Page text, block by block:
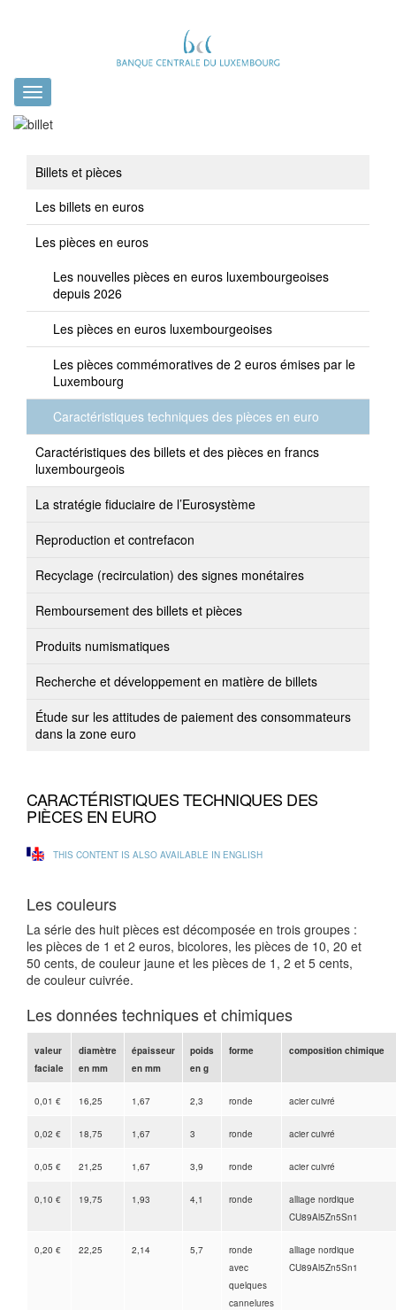
Toggle
navigation
Billets et pièces
Les billets en euros
Les pièces en euros
Les nouvelles pièces en euros luxembourgeoises
depuis 2026
Les pièces en euros luxembourgeoises
Les pièces commémoratives de 2 euros émises par le
Luxembourg
Caractéristiques techniques des pièces en euro
Caractéristiques des billets et des pièces en francs
luxembourgeois
La stratégie fiduciaire de l’Eurosystème
Reproduction et contrefacon
Recyclage (recirculation) des signes monétaires
Remboursement des billets et pièces
Produits numismatiques
Recherche et développement en matière de billets
Étude sur les attitudes de paiement des consommateurs
dans la zone euro
CARACTÉRISTIQUES TECHNIQUES DES
PIÈCES EN EURO
THIS CONTENT IS ALSO AVAILABLE IN ENGLISH
Les couleurs
La série des huit pièces est décomposée en trois groupes :
les pièces de 1 et 2 euros, bicolores, les pièces de 10, 20 et
50 cents, de couleur jaune et les pièces de 1, 2 et 5 cents,
de couleur cuivrée.
Les données techniques et chimiques
valeur
faciale
diamètre
en mm
épaisseur
en mm
poids
en g
forme composition chimique
0,01 € 16,25 1,67 2,3 ronde acier cuivré
0,02 € 18,75 1,67 3 ronde acier cuivré
0,05 € 21,25 1,67 3,9 ronde acier cuivré
0,10 € 19,75 1,93 4,1 ronde
alliage nordique
CU89Al5Zn5Sn1
0,20 € 22,25 2,14 5,7
ronde
avec
quelques
cannelures
alliage nordique
CU89Al5Zn5Sn1